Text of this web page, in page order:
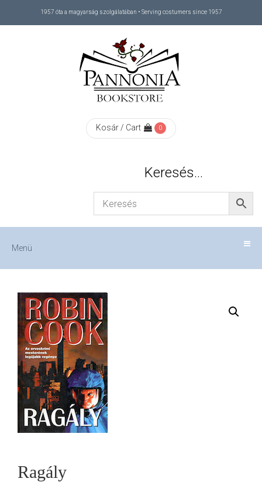
1957 óta a magyarság szolgálatában • Serving costumers since 1957
Kosár / Cart 0
Keresés…
Menü
SHOP
KAPCSOLAT
Ragály